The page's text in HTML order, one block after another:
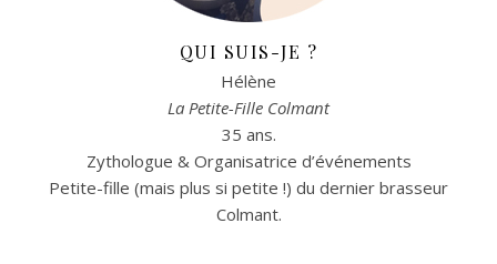
QUI SUIS-JE ?
Hélène
La Petite-Fille Colmant
35 ans.
Zythologue & Organisatrice d’événements
Petite-fille (mais plus si petite !) du dernier brasseur
Colmant.